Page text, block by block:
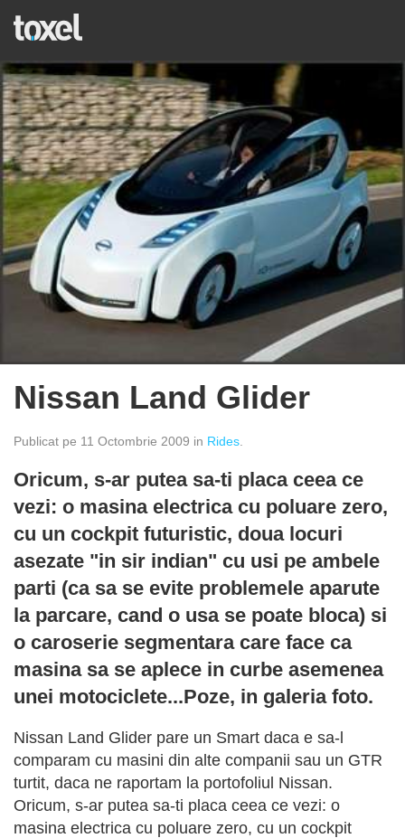
Nissan Land Glider
Publicat pe 11 Octombrie 2009 in Rides
Oricum, s-ar putea sa-ti placa ceea ce
vezi: o masina electrica cu poluare zero,
cu un cockpit futuristic, doua locuri
asezate "in sir indian" cu usi pe ambele
parti (ca sa se evite problemele aparute
la parcare, cand o usa se poate bloca) si
o caroserie segmentara care face ca
masina sa se aplece in curbe asemenea
unei motociclete...Poze, in galeria foto.
Nissan Land Glider pare un Smart daca e sa-l
comparam cu masini din alte companii sau un GTR
turtit, daca ne raportam la portofoliul Nissan.
Oricum, s-ar putea sa-ti placa ceea ce vezi: o
masina electrica cu poluare zero, cu un cockpit